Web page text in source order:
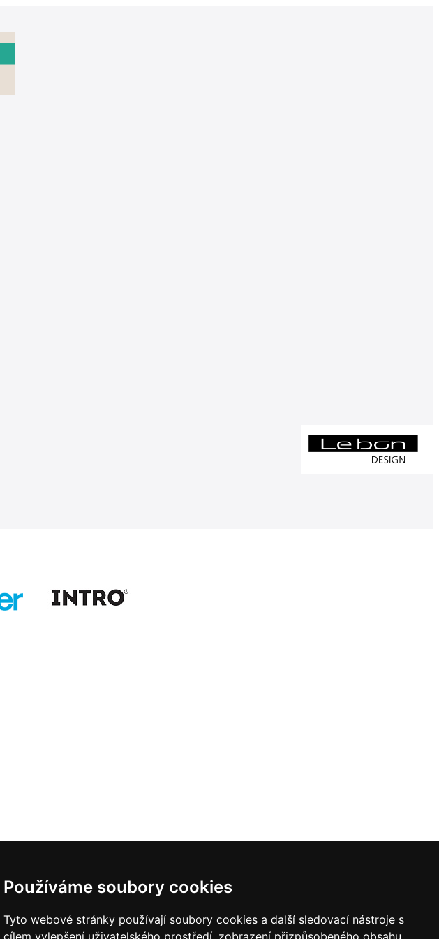
Používáme soubory cookies
Tyto webové stránky používají soubory cookies a další sledovací nástroje s
cílem vylepšení uživatelského prostředí, zobrazení přizpůsobeného obsahu